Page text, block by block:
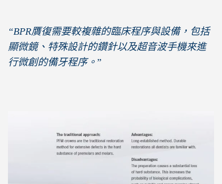
“BPR贋復需要較複雜的臨床程序與設備，包括
顯微鏡、特殊設計的鑽針以及超音波手機來進
行微創的備牙程序。 ”